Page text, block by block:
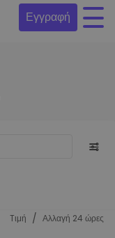
Εγγραφή
Tιμή / Αλλαγή 24 ώρες